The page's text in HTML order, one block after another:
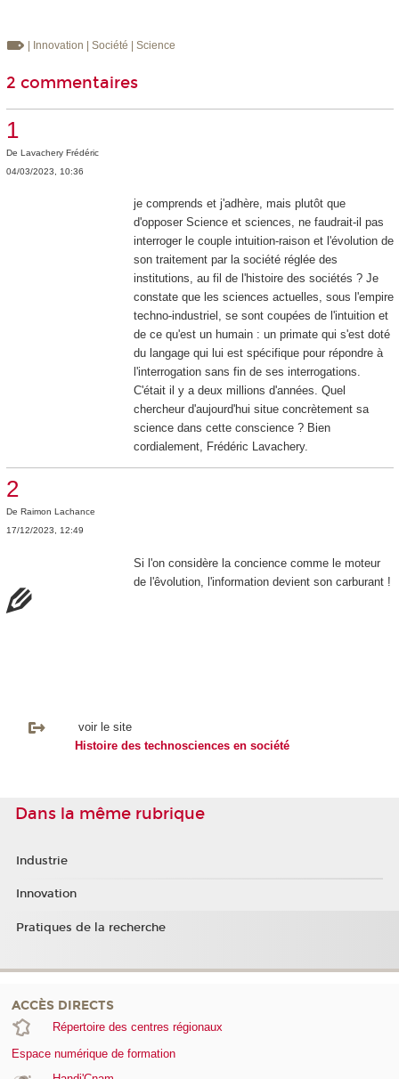
| Innovation | Société | Science
2 commentaires
1
De Lavachery Frédéric
04/03/2023, 10:36
je comprends et j'adhère, mais plutôt que
d'opposer Science et sciences, ne faudrait-il pas
interroger le couple intuition-raison et l'évolution de
son traitement par la société réglée des
institutions, au fil de l'histoire des sociétés ? Je
constate que les sciences actuelles, sous l'empire
techno-industriel, se sont coupées de l'intuition et
de ce qu'est un humain : un primate qui s'est doté
du langage qui lui est spécifique pour répondre à
l'interrogation sans fin de ses interrogations.
C'était il y a deux millions d'années. Quel
chercheur d'aujourd'hui situe concrètement sa
science dans cette conscience ? Bien
cordialement, Frédéric Lavachery.
2
De Raimon Lachance
17/12/2023, 12:49
Si l'on considère la concience comme le moteur
de l'êvolution, l'information devient son carburant !
voir le site
Histoire des technosciences en société
Dans la même rubrique
Industrie
Innovation
Pratiques de la recherche
ACCÈS DIRECTS
Répertoire des centres régionaux
Espace numérique de formation